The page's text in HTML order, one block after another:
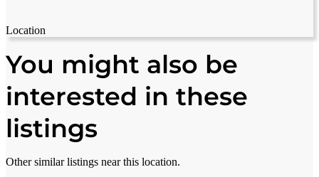
Location
+
−
You might also be
interested in these
listings
Other similar listings near this location.